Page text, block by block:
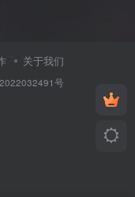
关于我们
号